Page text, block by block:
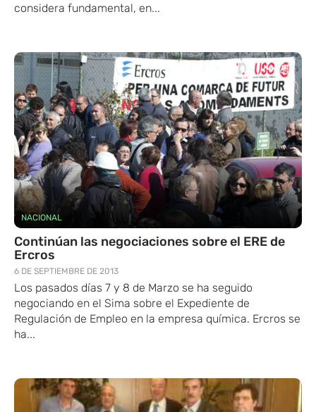
considera fundamental, en...
NACIONAL
Continúan las negociaciones sobre el ERE de
Ercros
6 DE SEPTIEMBRE DE 2013
Los pasados días 7 y 8 de Marzo se ha seguido
negociando en el Sima sobre el Expediente de
Regulación de Empleo en la empresa química. Ercros se
ha...